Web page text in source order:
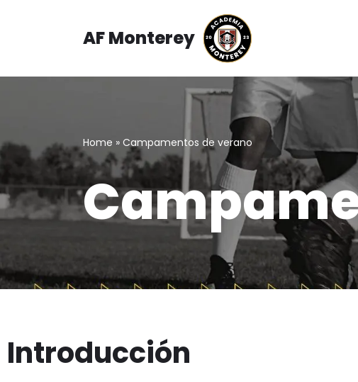
contenido
AF Monterey
Home » Campamentos de verano
Introducción